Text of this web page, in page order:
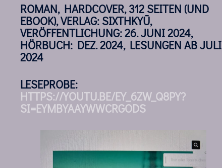
ROMAN, HARDCOVER, 312 SEITEN (UND
EBOOK), VERLAG: SIXTHKYŪ,
VERÖFFENTLICHUNG: 26. JUNI 2024,
HÖRBUCH: DEZ. 2024, LESUNGEN AB JULI
2024
LESEPROBE:
HTTPS://YOUTU.BE/EY_6ZW_Q8PY?
SI=EYMBYAAYWWCRGODS